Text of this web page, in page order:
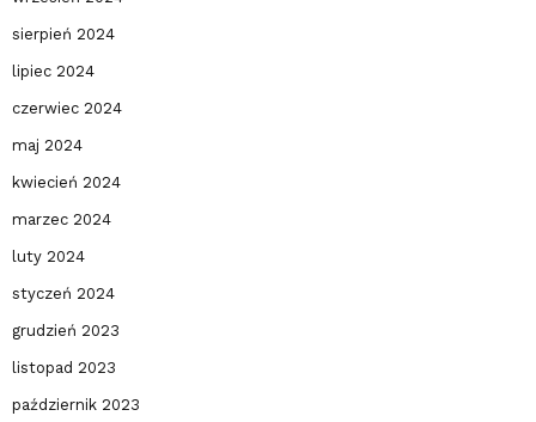
sierpień 2024
lipiec 2024
czerwiec 2024
maj 2024
kwiecień 2024
marzec 2024
luty 2024
styczeń 2024
grudzień 2023
listopad 2023
październik 2023